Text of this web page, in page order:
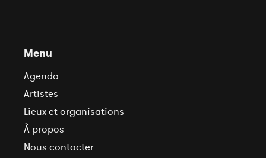
Menu
Agenda
Artistes
Lieux et organisations
À propos
Nous contacter